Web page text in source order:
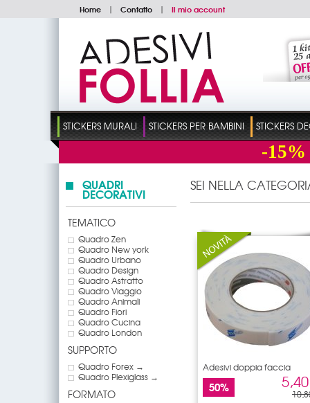
Home | Contatto | Il mio account
STICKERS MURALI STICKERS PER BAMBINI STICKERS
-15%
QUADRI
DECORATIVI
TEMATICO
Quadro Zen
Quadro New york
Quadro Urbano
Quadro Design
Quadro Astratto
Quadro Viaggio
Quadro Animali
Quadro Fiori
Quadro Cucina
Quadro London
SUPPORTO
Quadro Forex →
Quadro Plexiglass →
FORMATO
SEI NELLA
Adesivi doppia faccia
50%